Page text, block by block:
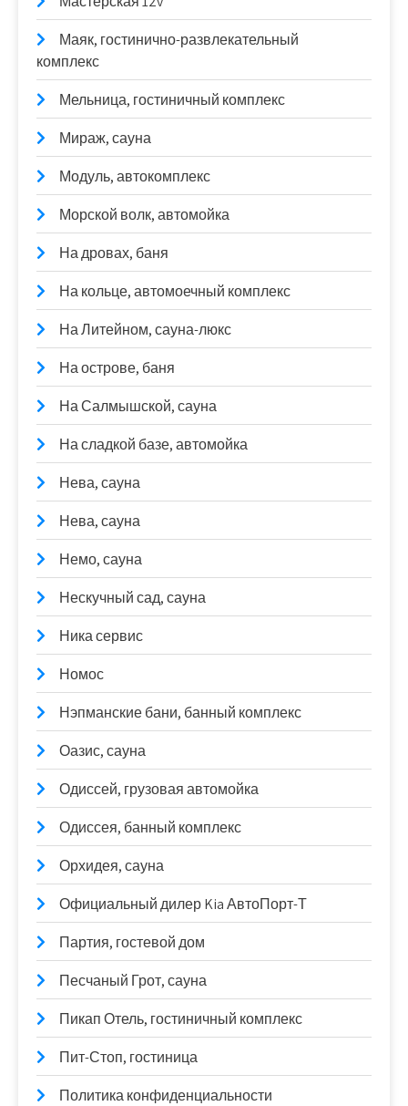
Маяк, гостинично-развлекательный
комплекс
Мельница, гостиничный комплекс
Мираж, сауна
Модуль, автокомплекс
Морской волк, автомойка
На дровах, баня
На кольце, автомоечный комплекс
На Литейном, сауна-люкс
На острове, баня
На Салмышской, сауна
На сладкой базе, автомойка
Нева, сауна
Нева, сауна
Немо, сауна
Нескучный сад, сауна
Ника сервис
Номос
Нэпманские бани, банный комплекс
Оазис, сауна
Одиссей, грузовая автомойка
Одиссея, банный комплекс
Орхидея, сауна
Официальный дилер Kia АвтоПорт-Т
Партия, гостевой дом
Песчаный Грот, сауна
Пикап Отель, гостиничный комплекс
Пит-Стоп, гостиница
Политика конфиденциальности